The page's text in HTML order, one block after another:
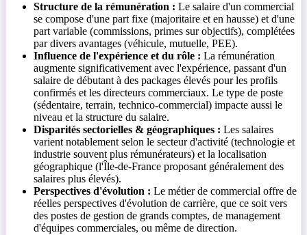
Structure de la rémunération : Le salaire d'un commercial
se compose d'une part fixe (majoritaire et en hausse) et d'une
part variable (commissions, primes sur objectifs), complétées
par divers avantages (véhicule, mutuelle, PEE).
Influence de l'expérience et du rôle : La rémunération
augmente significativement avec l'expérience, passant d'un
salaire de débutant à des packages élevés pour les profils
confirmés et les directeurs commerciaux. Le type de poste
(sédentaire, terrain, technico-commercial) impacte aussi le
niveau et la structure du salaire.
Disparités sectorielles & géographiques : Les salaires
varient notablement selon le secteur d'activité (technologie et
industrie souvent plus rémunérateurs) et la localisation
géographique (l'Île-de-France proposant généralement des
salaires plus élevés).
Perspectives d'évolution : Le métier de commercial offre de
réelles perspectives d'évolution de carrière, que ce soit vers
des postes de gestion de grands comptes, de management
d'équipes commerciales, ou même de direction.